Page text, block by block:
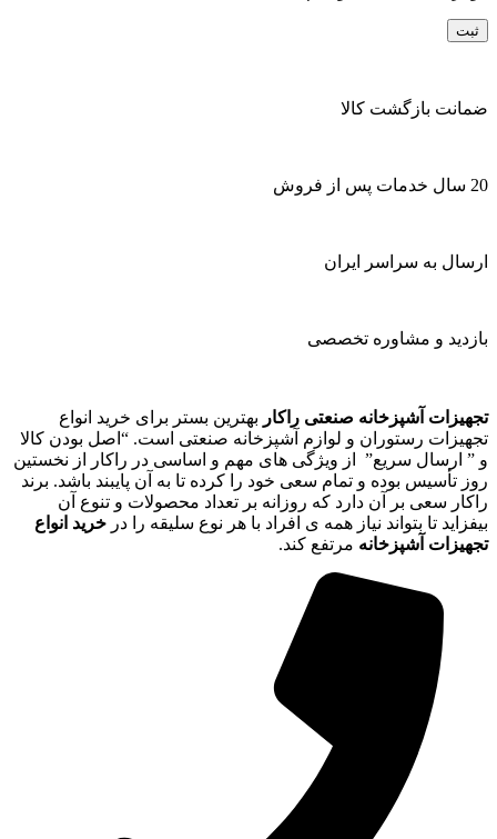
ضمانت بازگشت کالا
20 سال خدمات پس از فروش
ارسال به سراسر ایران
بازدید و مشاوره تخصصی
تجهیزات آشپزخانه صنعتی راکار بهترین بستر برای خرید انواع
تجهیزات رستوران و لوازم آشپزخانه صنعتی است. “اصل بودن کالا
و ” ارسال سریع” از ویژگی های مهم و اساسی در راکار از نخستین
روز تأسیس بوده و تمام سعی خود را کرده تا به آن پایبند باشد. برند
راکار سعی بر آن دارد که روزانه بر تعداد محصولات و تنوع آن
بیفزاید تا بتواند نیاز همه ی افراد با هر نوع سلیقه را در خرید انواع
تجهیزات آشپزخانه مرتفع کند.